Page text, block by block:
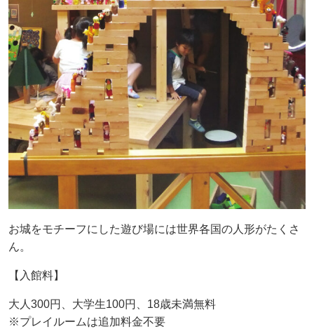
お城をモチーフにした遊び場には世界各国の人形がたくさ
ん。
【入館料】
大人300円、大学生100円、18歳未満無料
※プレイルームは追加料金不要